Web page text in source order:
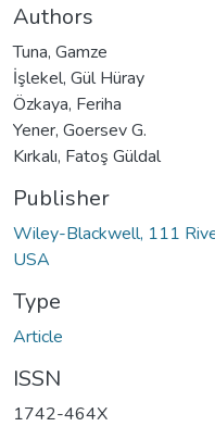
Authors
Tuna, Gamze
İşlekel, Gül Hüray
Özkaya, Feriha
Yener, Goersev G.
Kırkalı, Fatoş Güldal
Publisher
Wiley-Blackwell, 111
USA
Type
Article
ISSN
1742-464X